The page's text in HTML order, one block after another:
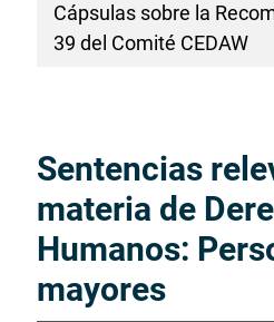
Cápsulas sobre la
39 del Comité CEDAW
Sentencias
materia de
Humanos:
mayores